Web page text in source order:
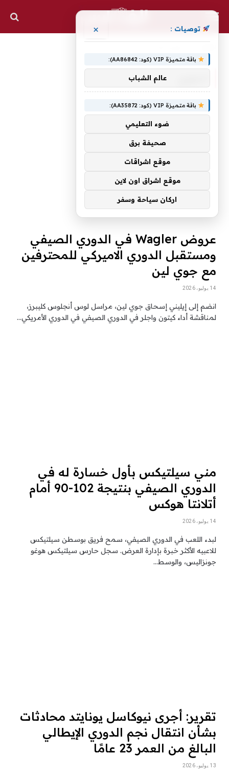
عروض Wagler في الدوري الصيفي
ومستقبل الدوري الاميركي للمحترفين
مع جوي لين
14 يوليو، 2026
انضم إلى إيليني إسحاق جوي لين، مراسل لوس أنجلوس كليبرز،
لمناقشة أداء كيتون واجلر في الدوري الصيفي في الدوري الأمريكي…
مني سيلتيكس بأول خسارة له في
الدوري الصيفي بنتيجة 102-90 أمام
أتلانتا هوكس
14 يوليو، 2026
لبدء اللعب في الدوري الصيفي، سمح فريق بوسطن سيلتيكس
للاعبيه الأكثر خبرة بإدارة العرض. سجل حارس سيلتيكس هوغو
جونزاليس، والوسط…
تقرير: أجرى نيوكاسل يونايتد محادثات
بشأن انتقال نجم الدوري الإيطالي
البالغ من العمر 23 عامًا
13 يوليو، 2026
توصيات : ×
باقة متميزة VIP (كود: AA86842):
عالم الشباب
باقة متميزة VIP (كود: AA35872):
ضوء التعليمي
صحيفة برق
موقع اشراقات
موقع اشراق اون لاين
اركان سياحة وسفر